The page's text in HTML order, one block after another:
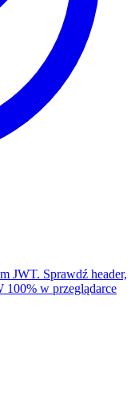
JWT. Sprawdź header,
100% w przeglądarce